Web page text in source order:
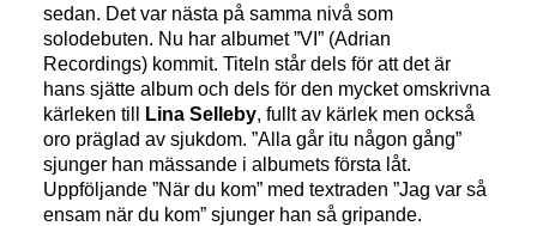
sedan. Det var nästa på samma nivå som
solodebuten. Nu har albumet ”VI” (Adrian
Recordings) kommit. Titeln står dels för att det är
hans sjätte album och dels för den mycket omskrivna
kärleken till
Lina Selleby, fullt av kärlek men också
oro präglad av sjukdom. ”Alla går itu någon gång”
sjunger han mässande i albumets första låt.
Uppföljande ”När du kom” med textraden ”Jag var så
ensam när du kom” sjunger han så gripande.